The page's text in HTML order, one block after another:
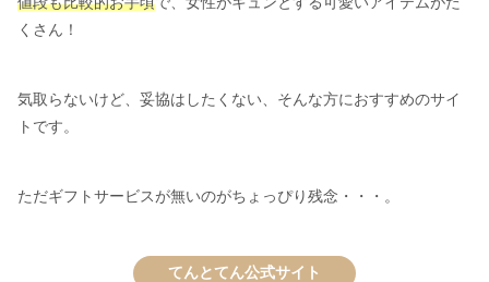
くさん！
気取らないけど、妥協はしたくない、そんな方におすすめのサイ
トです。
ただギフトサービスが無いのがちょっぴり残念・・・。
てんとてん公式サイト